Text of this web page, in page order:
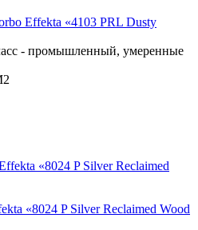
Effekta «4103 PRL Dusty
- промышленный, умеренные
«8024 P Silver Reclaimed Wood